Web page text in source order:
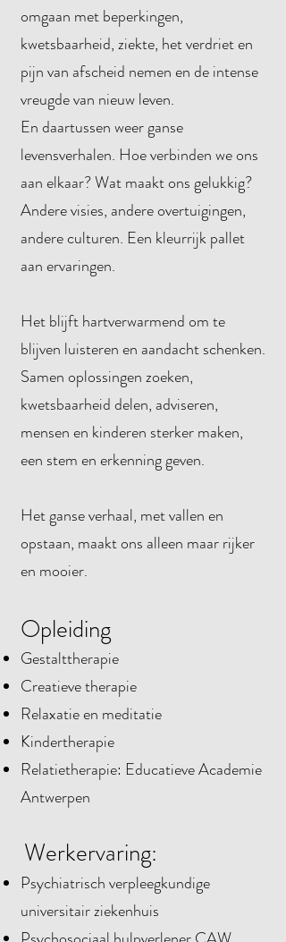
omgaan met beperkingen,
kwetsbaarheid, ziekte, het verdriet en
pijn van afscheid nemen en de intense
vreugde van nieuw leven.
En daartussen weer ganse
levensverhalen. Hoe verbinden we ons
aan elkaar? Wat maakt ons gelukkig?
Andere visies, andere overtuigingen,
andere culturen. Een kleurrijk pallet
aan ervaringen.
Het blijft hartverwarmend om te
blijven luisteren en aandacht schenken.
Samen oplossingen zoeken,
kwetsbaarheid delen, adviseren,
mensen en kinderen sterker maken,
een stem en erkenning geven.
Het ganse verhaal, met vallen en
opstaan, maakt ons alleen maar rijker
en mooier.
Opleiding
Gestalttherapie
Creatieve therapie
Relaxatie en meditatie
Kindertherapie
Relatietherapie: Educatieve Academie
Antwerpen
Werkervaring:
Psychiatrisch verpleegkundige
universitair ziekenhuis